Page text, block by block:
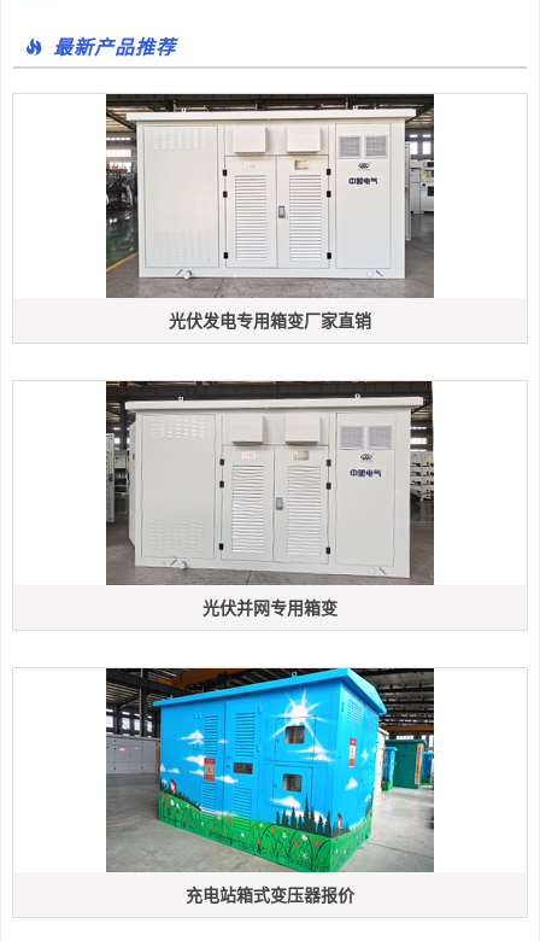
最新产品推荐
光伏发电专用箱变厂家直销
光伏并网专用箱变
充电站箱式变压器报价